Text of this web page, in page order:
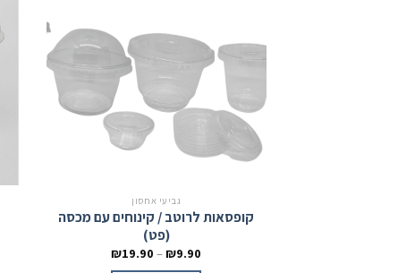
גביעי אחסון
קופסאות לרוטב / קינוחים עם מכסה
(פט)
₪9.90
–
₪19.90